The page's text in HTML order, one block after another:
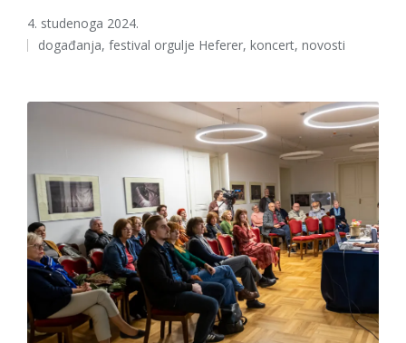
4. studenoga 2024.
Tags:
događanja, festival orgulje Heferer, koncert, novosti